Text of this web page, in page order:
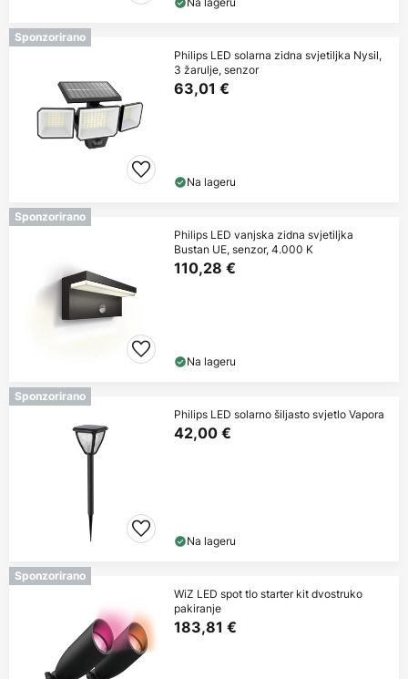
Sponzorirano
Philips LED solarna zidna svjetiljka Nysil,
3 žarulje, senzor
63,01 €
Na lageru
Sponzorirano
Philips LED vanjska zidna svjetiljka
Bustan UE, senzor, 4.000 K
110,28 €
Na lageru
Sponzorirano
Philips LED solarno šiljasto svjetlo Vapora
42,00 €
Na lageru
Sponzorirano
WiZ LED spot tlo starter kit dvostruko
pakiranje
183,81 €